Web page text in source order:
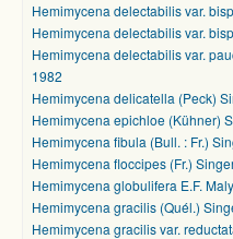
Hemimycena delectabilis var.
Hemimycena delectabilis var.
Hemimycena delectabilis var.
1982
Hemimycena delicatella (Peck)
Hemimycena epichloe (Kühner)
Hemimycena fibula (Bull. : Fr.)
Hemimycena floccipes (Fr.)
Hemimycena globulifera E.F.
Hemimycena gracilis (Quél.)
Hemimycena gracilis var.